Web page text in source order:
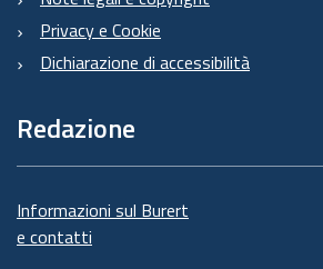
Privacy e Cookie
Dichiarazione di accessibilità
Redazione
Informazioni sul Burert
e contatti